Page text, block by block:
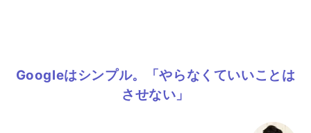
Googleはシンプル。「やらなくていいことは
させない」